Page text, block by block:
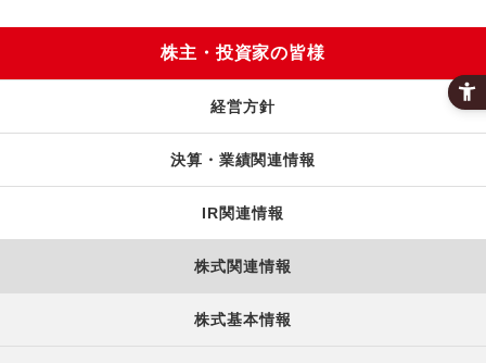
株主・投資家の皆様
経営方針
決算・業績関連情報
IR関連情報
株式関連情報
株式基本情報